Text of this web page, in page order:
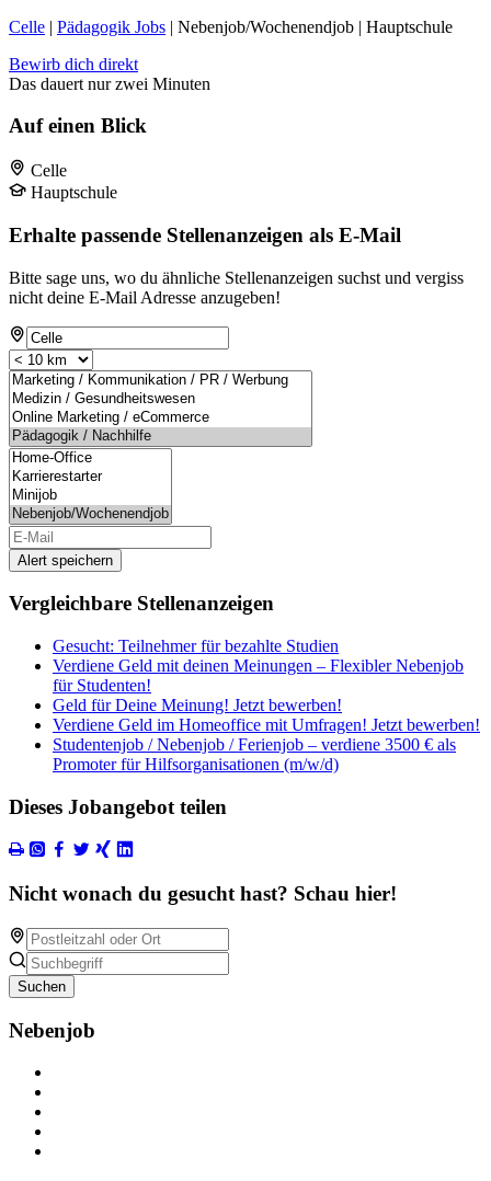
Celle | Pädagogik Jobs | Nebenjob/Wochenendjob | Hauptschule
Bewirb dich direkt
Das dauert nur zwei Minuten
Auf einen Blick
Celle
Hauptschule
Erhalte passende Stellenanzeigen als E-Mail
Bitte sage uns, wo du ähnliche Stellenanzeigen suchst und vergiss
nicht deine E-Mail Adresse anzugeben!
Alert speichern
Vergleichbare Stellenanzeigen
Gesucht: Teilnehmer für bezahlte Studien
Verdiene Geld mit deinen Meinungen – Flexibler Nebenjob
für Studenten!
Geld für Deine Meinung! Jetzt bewerben!
Verdiene Geld im Homeoffice mit Umfragen! Jetzt bewerben!
Studentenjob / Nebenjob / Ferienjob – verdiene 3500 € als
Promoter für Hilfsorganisationen (m/w/d)
Dieses Jobangebot teilen
Nicht wonach du gesucht hast? Schau hier!
Suchen
Nebenjob